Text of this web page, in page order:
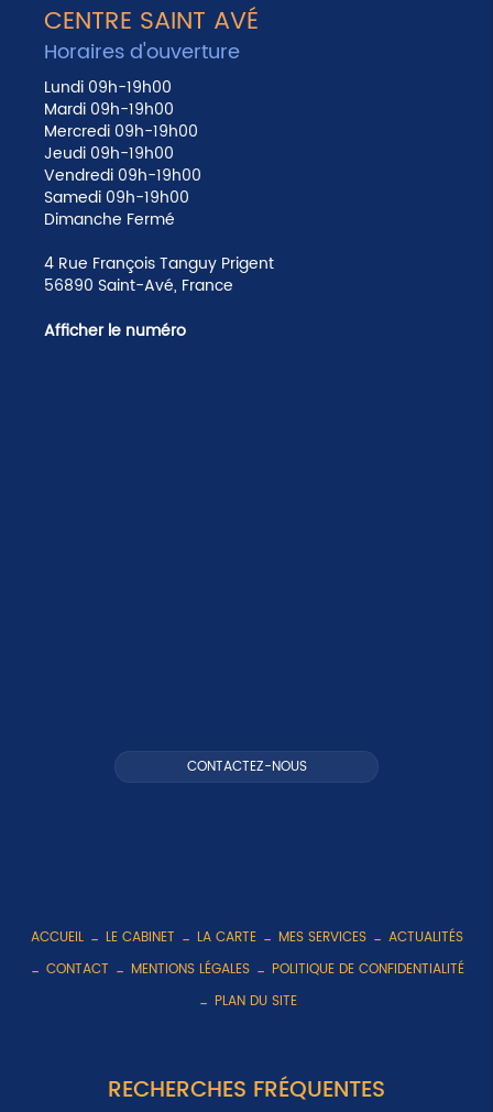
CENTRE SAINT AVÉ
Horaires d'ouverture
Lundi 09h-19h00
Mardi 09h-19h00
Mercredi 09h-19h00
Jeudi 09h-19h00
Vendredi 09h-19h00
Samedi 09h-19h00
Dimanche Fermé
4 Rue François Tanguy Prigent
56890 Saint-Avé, France
Afficher le numéro
CONTACTEZ-NOUS
ACCUEIL LE CABINET LA CARTE MES SERVICES
ACTUALITÉS
CONTACT
MENTIONS LÉGALES
POLITIQUE DE CONFIDENTIALITÉ
PLAN DU SITE
RECHERCHES FRÉQUENTES